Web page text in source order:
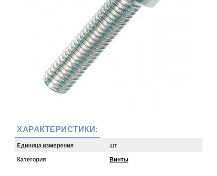
ХАРАКТЕРИСТИКИ:
Единица измерения
шт
Категория
Винты